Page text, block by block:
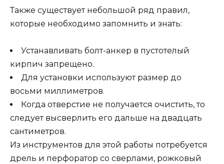
Также существует небольшой ряд правил,
которые необходимо запомнить и знать:
Устанавливать болт-анкер в пустотелый
кирпич запрещено.
Для установки используют размер до
восьми миллиметров.
Когда отверстие не получается очистить, то
следует высверлить его дальше на двадцать
сантиметров.
Из инструментов для этой работы потребуется
дрель и перфоратор со сверлами, рожковый